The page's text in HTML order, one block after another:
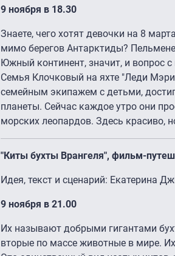
9 ноября в 18.30
Знаете, чего хотят девочки на 8
мимо берегов Антарктиды?
Южный континент, значит, и вопрос
Семья Клочковый на яхте "Леди
семейным экипажем с детьми,
планеты. Сейчас каждое утро они
морских леопардов. Здесь красиво,
"Киты бухты Врангеля", фильм-
Идея, текст и сценарий: Екатерина
9 ноября в 21.00
Их называют добрыми гигантами
вторые по массе животные в мире.